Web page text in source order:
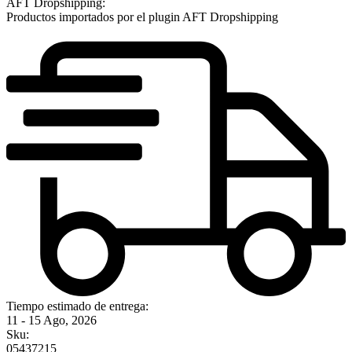
AFT Dropshipping:
Productos importados por el plugin AFT Dropshipping
Tiempo estimado de entrega:
11 - 15 Ago, 2026
Sku:
05437215